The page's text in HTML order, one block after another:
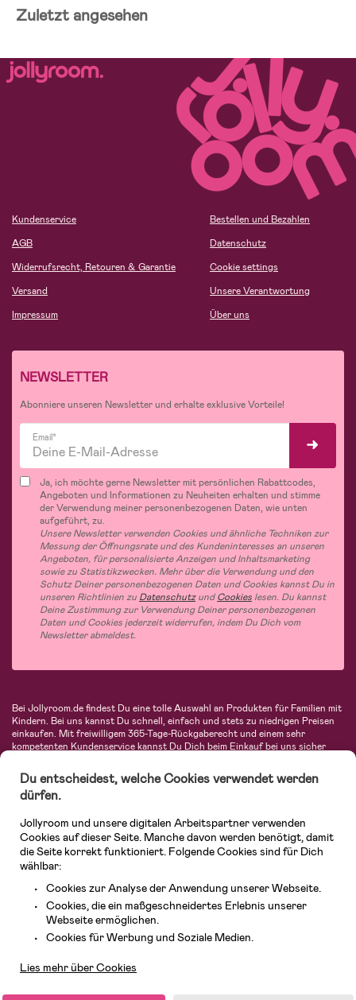
Zuletzt angesehen
Kundenservice
AGB
Widerrufsrecht, Retouren & Garantie
Versand
Impressum
Bestellen und Bezahlen
Datenschutz
Cookie settings
Unsere Verantwortung
Über uns
NEWSLETTER
Abonniere unseren Newsletter und erhalte exklusive Vorteile!
Email*
Ja, ich möchte gerne Newsletter mit persönlichen Rabattcodes,
Angeboten und Informationen zu Neuheiten erhalten und stimme
der Verwendung meiner personenbezogenen Daten, wie unten
aufgeführt, zu.
Unsere Newsletter verwenden Cookies und ähnliche Techniken zur
Messung der Öffnungsrate und des Kundeninteresses an unseren
Angeboten, für personalisierte Anzeigen und Inhaltsmarketing
sowie zu Statistikzwecken. Mehr über die Verwendung und den
Schutz Deiner personenbezogenen Daten und Cookies kannst Du in
unseren Richtlinien zu DatenschutzundCookies lesen. Du kannst
Deine Zustimmung zur Verwendung Deiner personenbezogenen
Daten und Cookies jederzeit widerrufen, indem Du Dich vom
Newsletter abmeldest.
Bei Jollyroom.de findest Du eine tolle Auswahl an Produkten für Familien mit
Kindern. Bei uns kannst Du schnell, einfach und stets zu niedrigen Preisen
einkaufen. Mit freiwilligem 365-Tage-Rückgaberecht und einem sehr
kompetenten Kundenservice kannst Du Dich beim Einkauf bei uns sicher
Autositze, Kinder- und Babymode, Produkte für Mütter und eine Menge
fantastischer Einrichtungsgegenstände, Spielsachen, Babyprodukte und
vieles mehr. Wir haben Produkte von bekannten Herstellern wie Britax, Maxi-
Avent, Jack Wolfskin, Cybex, LEGO und vielen mehr. Schau Dich um in
unserer vielfältigen Online-Boutique für Kinder & Babys. Willkommen!
© 2026 Jollyroom GmbH. Alle Rechte vorbehalten.
Du entscheidest, welche Cookies verwendet werden
dürfen.
Jollyroom und unsere digitalen Arbeitspartner verwenden
Cookies auf dieser Seite. Manche davon werden benötigt, damit
die Seite korrekt funktioniert. Folgende Cookies sind für Dich
wählbar:
Cookies zur Analyse der Anwendung unserer Webseite.
Cookies, die ein maßgeschneidertes Erlebnis unserer
Webseite ermöglichen.
Cookies für Werbung und Soziale Medien.
Lies mehr über Cookies